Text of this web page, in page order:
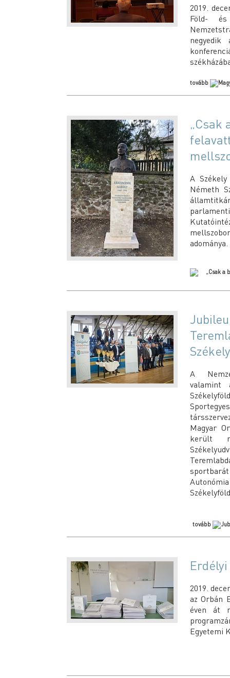
2019.
Föld- és
negyedik
tovább
„Csak
A
Németh
adománya.
A
valamint
Magyar
került
tovább
2019.
az Orbán
éven át
Egyetemi